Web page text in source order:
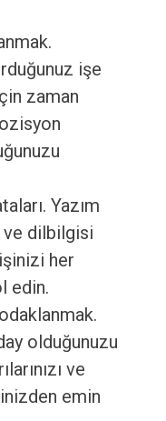
işe
zaman
Yazım
ve dilbilgisi
her
edin.
olduğunuzu
ve
emin